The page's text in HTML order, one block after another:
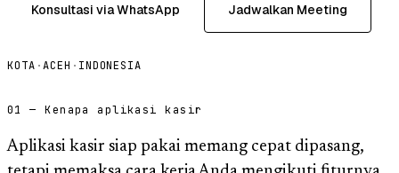
Konsultasi via WhatsApp Jadwalkan Meeting
KOTA ·ACEH · INDONESIA
01 — Kenapa aplikasi kasir
Aplikasi kasir siap pakai memang cepat dipasang,